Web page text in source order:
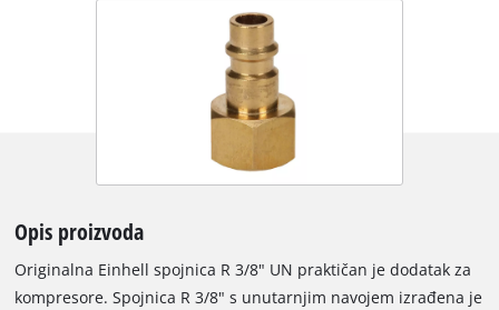
Opis proizvoda
Originalna Einhell spojnica R 3/8" UN praktičan je dodatak za
kompresore. Spojnica R 3/8" s unutarnjim navojem izrađena je